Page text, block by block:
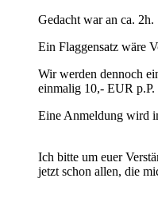
Gedacht war an ca. 2h.
Ein Flaggensatz wäre
Wir werden dennoch
einmalig 10,- EUR p.P.
Eine Anmeldung wird
Ich bitte um euer
jetzt schon allen, die